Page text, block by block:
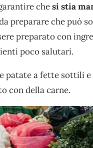
chesi stia
preparare che può
preparato con
poco salutari.
patate a fette sottili
con della carne.